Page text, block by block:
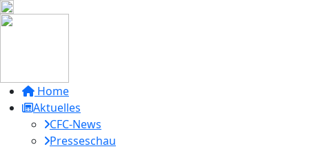
Home
Aktuelles
CFC-News
Presseschau